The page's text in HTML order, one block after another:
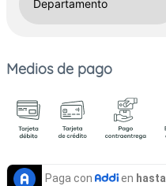
Medios de pago